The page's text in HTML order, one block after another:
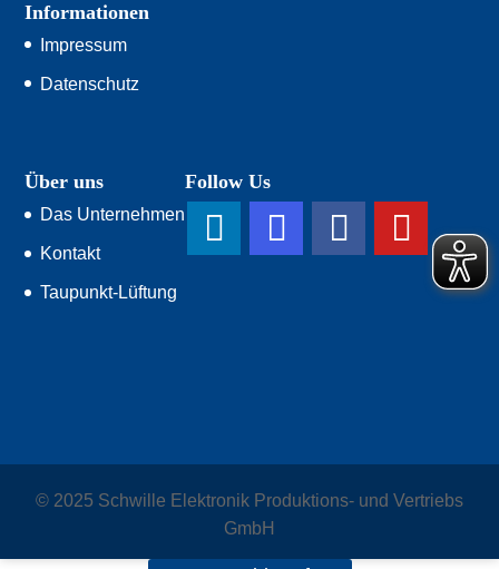
Informationen
Impressum
Datenschutz
Über uns
Das Unternehmen
Kontakt
Taupunkt-Lüftung
Follow Us
© 2025 Schwille Elektronik Produktions- und Vertriebs
GmbH